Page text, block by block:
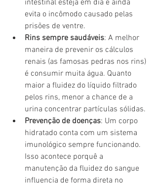
intestinal esteja em dia e ainda
evita o incômodo causado pelas
prisões de ventre.
Rins sempre saudáveis: A melhor
maneira de prevenir os cálculos
renais (as famosas pedras nos rins)
é consumir muita água. Quanto
maior a fluidez do líquido filtrado
pelos rins, menor a chance de a
urina concentrar partículas sólidas.
Prevenção de doenças: Um corpo
hidratado conta com um sistema
imunológico sempre funcionando.
Isso acontece porquê a
manutenção da fluidez do sangue
influencia de forma direta no